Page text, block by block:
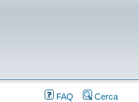
FAQ Cerca